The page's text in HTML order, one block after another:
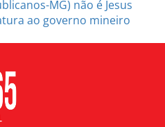
MG) não é Jesus
ao governo mineiro